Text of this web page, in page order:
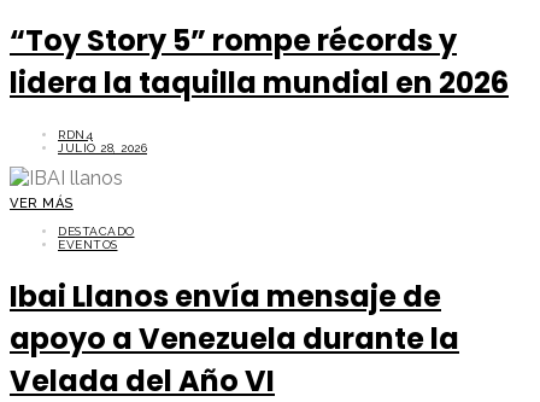
“Toy Story 5” rompe récords y
lidera la taquilla mundial en 2026
RDN4
JULIO 28, 2026
VER MÁS
DESTACADO
EVENTOS
Ibai Llanos envía mensaje de
apoyo a Venezuela durante la
Velada del Año VI